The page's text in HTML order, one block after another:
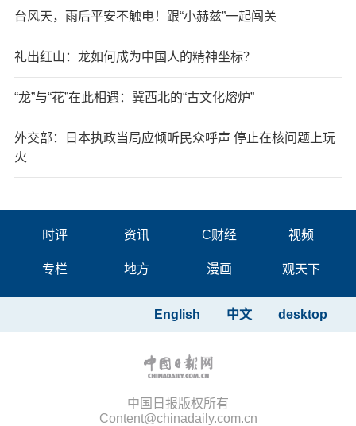
台风天，雨后平安不触电！跟“小赫兹”一起闯关
礼出红山：龙如何成为中国人的精神坐标？
“龙”与“花”在此相遇：冀西北的“古文化熔炉”
外交部：日本执政当局应倾听民众呼声 停止在核问题上玩
火
时评 资讯 C财经 视频
专栏 地方 漫画 观天下
desktop
中文
English
中国日报版权所有
Content@chinadaily.com.cn